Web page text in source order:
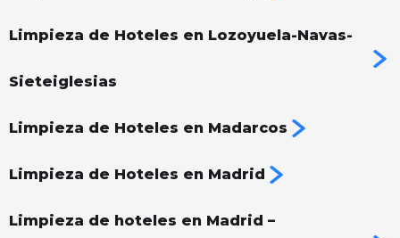
Limpieza de Hoteles en Lozoyuela-Navas-
Sieteiglesias
Limpieza de Hoteles en Madarcos
Limpieza de Hoteles en Madrid
Limpieza de hoteles en Madrid –